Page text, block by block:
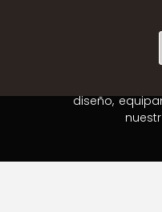
Escribiendo
diseño,